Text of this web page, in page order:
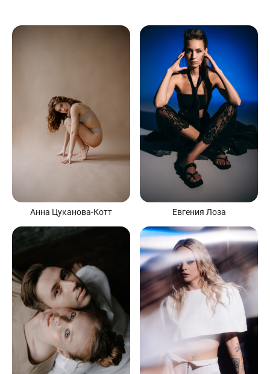
Анна Цуканова-Котт Евгения Лоза